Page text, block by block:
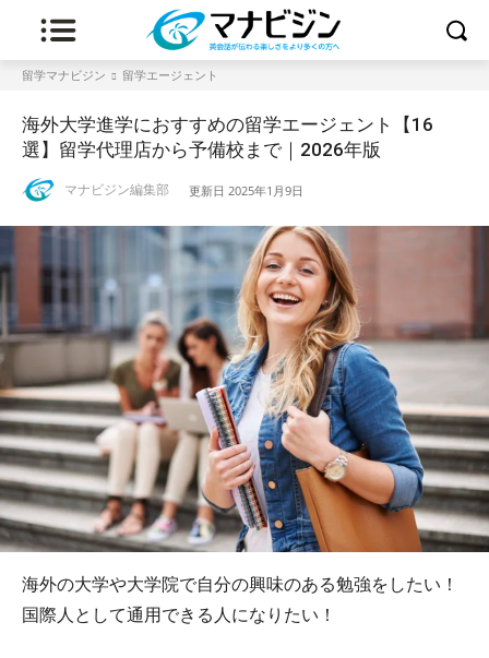
留学マナビジン 留学エージェント
海外大学進学におすすめの留学エージェント【16
選】留学代理店から予備校まで｜2026年版
マナビジン編集部 更新日 2025年1月9日
海外の大学や大学院で自分の興味のある勉強をしたい！
国際人として通用できる人になりたい！